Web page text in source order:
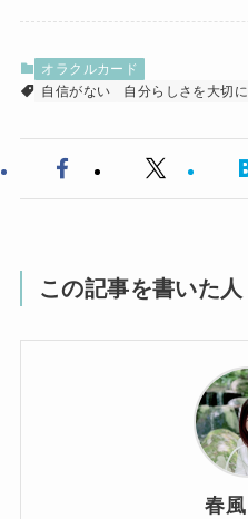
オラクルカード
自信がない
自分らしさを大切
この記事を書いた人
春